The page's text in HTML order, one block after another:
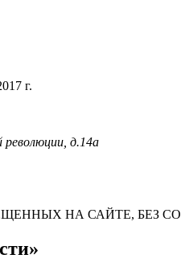
г.
революции, д.14а
НА САЙТЕ, БЕЗ